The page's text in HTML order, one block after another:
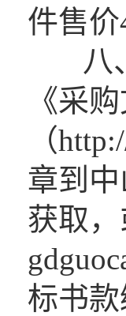
件售
八、
《采
（
章到
获取
标书